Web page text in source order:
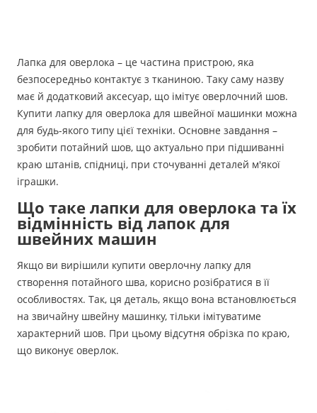
Лапка для оверлока – це частина пристрою, яка
безпосередньо контактує з тканиною. Таку саму назву
має й додатковий аксесуар, що імітує оверлочний шов.
Купити лапку для оверлока для швейної машинки можна
для будь-якого типу цієї техніки. Основне завдання –
зробити потайний шов, що актуально при підшиванні
краю штанів, спідниці, при сточуванні деталей м'якої
іграшки.
Що таке лапки для оверлока та їх
відмінність від лапок для
швейних машин
Якщо ви вирішили купити оверлочну лапку для
створення потайного шва, корисно розібратися в її
особливостях. Так, ця деталь, якщо вона встановлюється
на звичайну швейну машинку, тільки імітуватиме
характерний шов. При цьому відсутня обрізка по краю,
що виконує оверлок.